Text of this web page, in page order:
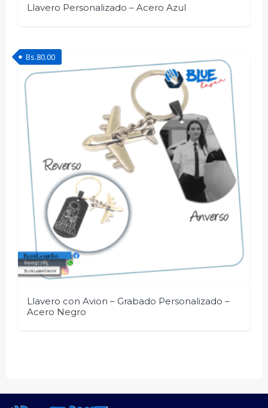
Llavero Personalizado – Acero Azul
Llavero con Avion – Grabado Personalizado –
Acero Negro
Bs.80.00